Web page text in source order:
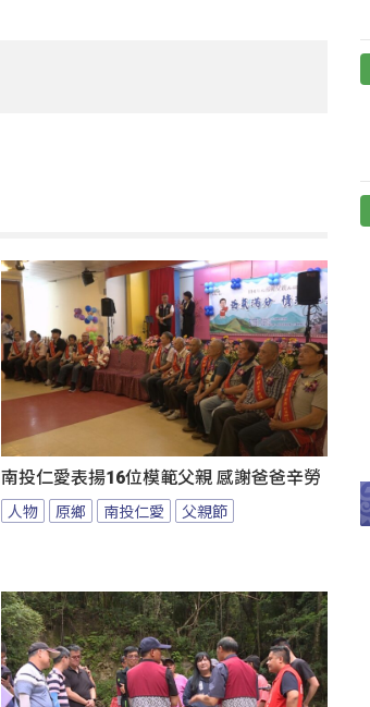
南投仁愛表揚16位模範父親 感謝爸爸辛勞
人物 原鄉 南投仁愛 父親節